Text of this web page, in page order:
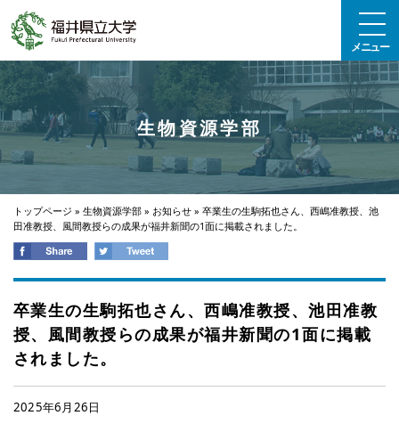
メニュー
生物資源学部
トップページ » 生物資源学部 » お知らせ » 卒業生の生駒拓也さん、西嶋准教授、池
田准教授、風間教授らの成果が福井新聞の1面に掲載されました。
卒業生の生駒拓也さん、西嶋准教授、池田准教
授、風間教授らの成果が福井新聞の1面に掲載
されました。
2025年6月26日